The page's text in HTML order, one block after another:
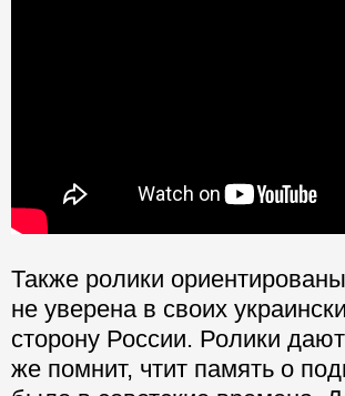
Также ролики
не уверена в своих
сторону России. Ролики
же помнит, чтит память о